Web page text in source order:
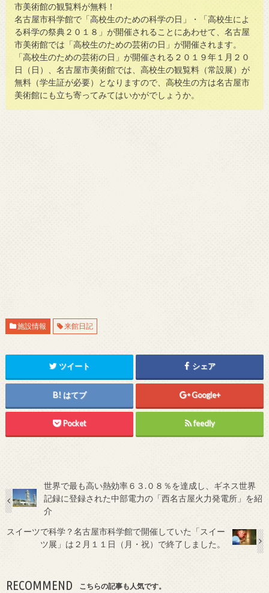
市美術館の観覧料が無料！
名古屋市科学館で「高校生のための科学の日」・「高校生によ
る科学の祭典２０１８」が開催されることにあわせて、名古屋
市美術館では「高校生のための芸術の日」が開催されます。
「高校生のための芸術の日」が開催される２０１９年１月２０
日（日）、名古屋市美術館では、高校生の観覧料（常設展）が
無料（学生証が必要）となりますので、高校生の方は名古屋市
美術館にも立ち寄ってみてはいかがでしょうか。
施設情報 来館日記
ツイート シェア
はてブ Google+
Pocket feedly
世界で最も高い熱効率６３.０８％を達成し、ギネス世界
記録に登録された中部電力の「西名古屋火力発電所」を紹
介
スイーツで科学？名古屋市科学館で開催していた「スイー
ツ展」は２月１１日（月・祝）で終了しました。
RECOMMEND こちらの記事も人気です。